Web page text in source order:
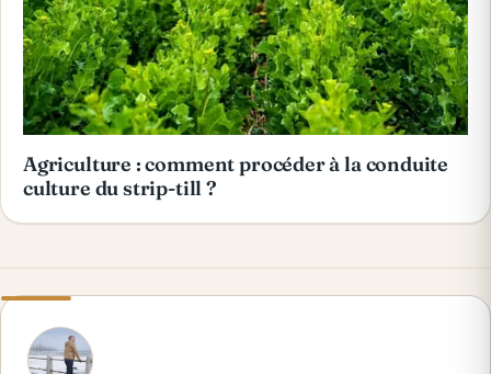
Agriculture : comment procéder à la conduite
culture du strip-till ?
A